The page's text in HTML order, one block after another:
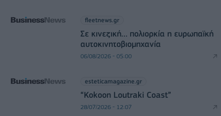
fleetnews.gr
Σε κινεζική… πολιορκία η ευρωπαϊκή
αυτοκινητοβιομηχανία
06/08/2026 - 05:00
esteticamagazine.gr
“Kokoon Loutraki Coast”
28/07/2026 - 12:07